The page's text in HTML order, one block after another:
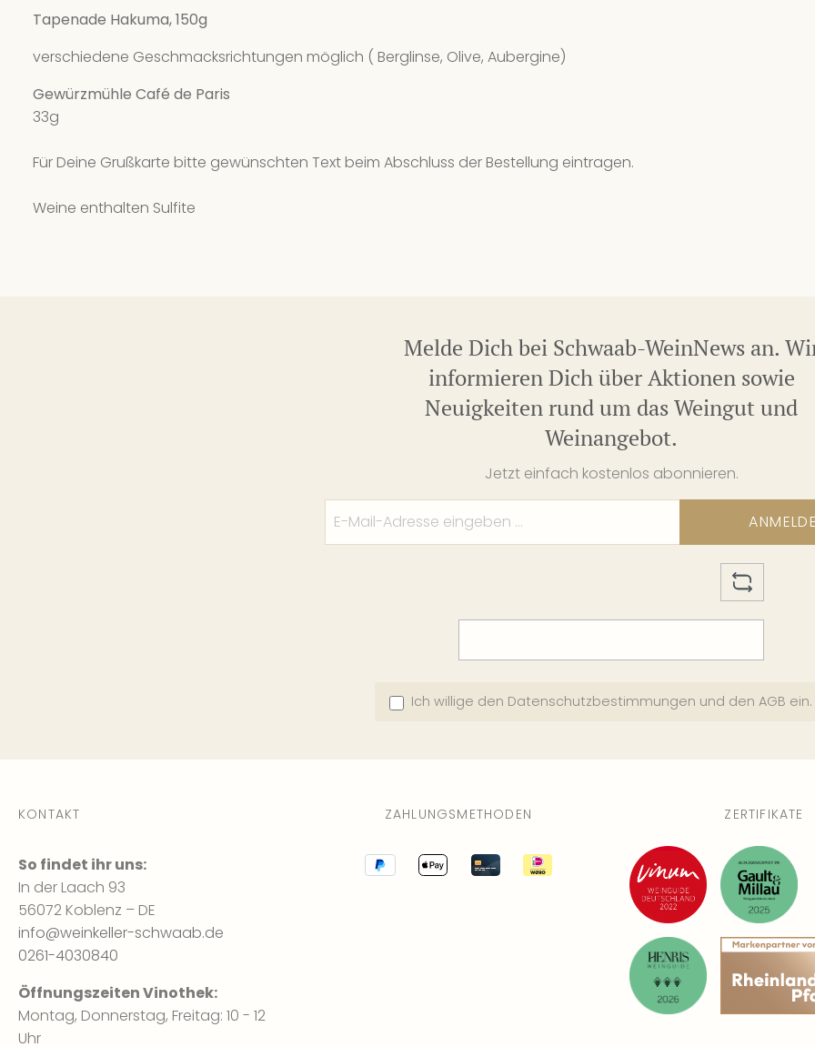
Tapenade Hakuma, 150g
verschiedene Geschmacksrichtungen möglich ( Berglinse, Olive, Aubergine)
Gewürzmühle Café de Paris
33g
Für Deine Grußkarte bitte gewünschten Text beim Abschluss der Bestellung eintragen.
Weine enthalten Sulfite
Melde Dich bei Schwaab-WeinNews an.
informieren Dich über Aktionen sowie
Neuigkeiten rund um das Weingut und
Weinangebot.
Jetzt einfach kostenlos abonnieren.
Ich willige den Datenschutzbestimmungen und den AGB ein.
KONTAKT
So findet ihr uns:
In der Laach 93
56072 Koblenz – DE
info@weinkeller-schwaab.de
0261-4030840
Öffnungszeiten Vinothek:
Montag, Donnerstag, Freitag: 10 - 12
Uhr
ZAHLUNGSMETHODEN ZERTIFIKATE